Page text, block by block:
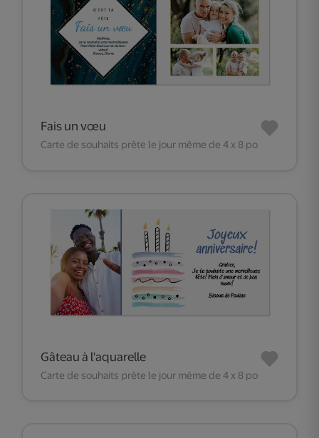
Fais un vœu
Carte de souhaits prête le jour même de 4 x 8 po
Gâteau à l'aquarelle
Carte de souhaits prête le jour même de 4 x 8 po